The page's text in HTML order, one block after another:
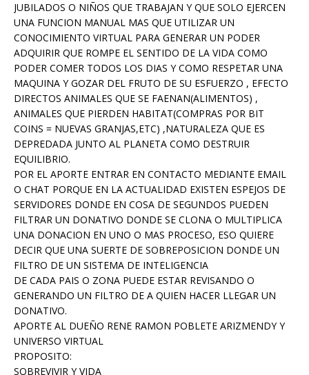
JUBILADOS O NIÑOS QUE TRABAJAN Y QUE SOLO EJERCEN
UNA FUNCION MANUAL MAS QUE UTILIZAR UN
CONOCIMIENTO VIRTUAL PARA GENERAR UN PODER
ADQUIRIR QUE ROMPE EL SENTIDO DE LA VIDA COMO
PODER COMER TODOS LOS DIAS Y COMO RESPETAR UNA
MAQUINA Y GOZAR DEL FRUTO DE SU ESFUERZO , EFECTO
DIRECTOS ANIMALES QUE SE FAENAN(ALIMENTOS) ,
ANIMALES QUE PIERDEN HABITAT(COMPRAS POR BIT
COINS = NUEVAS GRANJAS,ETC) ,NATURALEZA QUE ES
DEPREDADA JUNTO AL PLANETA COMO DESTRUIR
EQUILIBRIO.
POR EL APORTE ENTRAR EN CONTACTO MEDIANTE EMAIL
O CHAT PORQUE EN LA ACTUALIDAD EXISTEN ESPEJOS DE
SERVIDORES DONDE EN COSA DE SEGUNDOS PUEDEN
FILTRAR UN DONATIVO DONDE SE CLONA O MULTIPLICA
UNA DONACION EN UNO O MAS PROCESO, ESO QUIERE
DECIR QUE UNA SUERTE DE SOBREPOSICION DONDE UN
FILTRO DE UN SISTEMA DE INTELIGENCIA
DE CADA PAIS O ZONA PUEDE ESTAR REVISANDO O
GENERANDO UN FILTRO DE A QUIEN HACER LLEGAR UN
DONATIVO.
APORTE AL DUEÑO RENE RAMON POBLETE ARIZMENDY Y
UNIVERSO VIRTUAL
PROPOSITO:
SOBREVIVIR Y VIDA